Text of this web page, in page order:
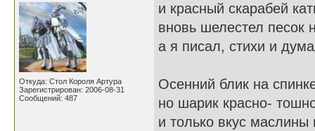
Откуда: Стол Короля Артура
Зарегистрирован: 2006-08-31
Сообщений: 487
и красный скарабей
вновь шелестел песок
а я писал, стихи и
Осенний блик на
но шарик красно-
и только вкус